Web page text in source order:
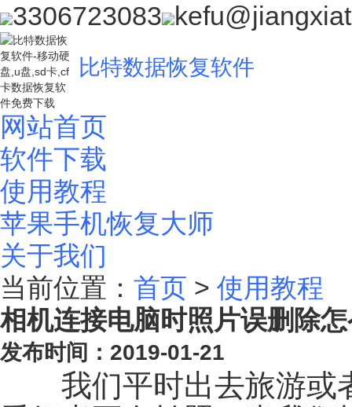
3306723083
比特数据恢复软件
网站首页
软件下载
使用教程
苹果手机恢复大师
关于我们
当前位置： 首页 > 使用教程
相机连接电脑时照片误删除
发布时间：2019-01-21
我们平时出去旅游或